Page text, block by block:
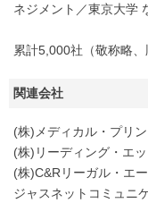
ネジメント／東京大学
累計5,000社（敬称略、
関連会社
(株)メディカル・プリ
(株)リーディング・エ
(株)C&Rリーガル・エ
ジャスネットコミュニ